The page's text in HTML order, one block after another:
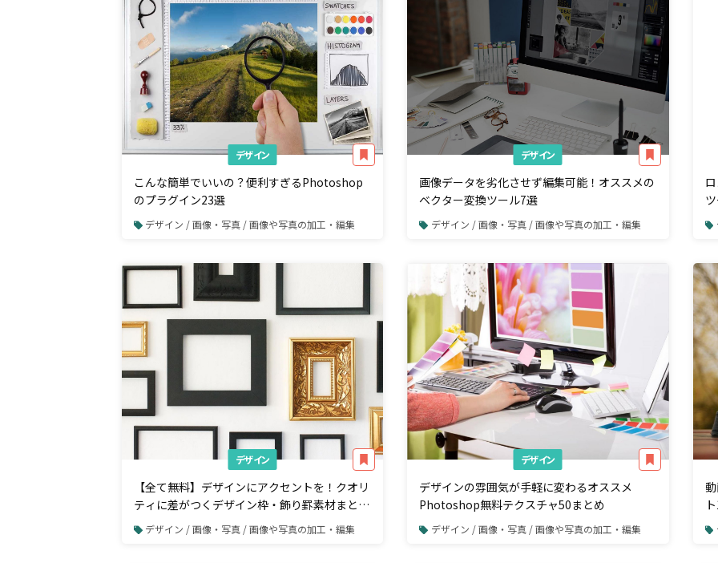
デザイン
こんな簡単でいいの？便利すぎるPhotoshop
のプラグイン23選
デザイン / 画像・写真 / 画像や写真の加工・編集
デザイン
画像データを劣化させず編集可能！オススメの
ベクター変換ツール7選
デザイン / 画像・写真 / 画像や写真の加工・編集
デザイン
【全て無料】デザインにアクセントを！クオリ
ティに差がつくデザイン枠・飾り罫素材まとめ
50選デザイン / 画像・写真 / 画像や写真の加工・編集
デザイン
デザインの雰囲気が手軽に変わるオススメ
Photoshop無料テクスチャ50まとめ
デザイン / 画像・写真 / 画像や写真の加工・編集